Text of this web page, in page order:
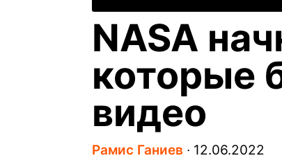
NASA
которые
видео
Рамис Ганиев ∙ 12.06.2022